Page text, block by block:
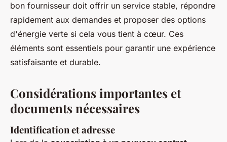
bon fournisseur doit offrir un service stable, répondre
rapidement aux demandes et proposer des options
d'énergie verte si cela vous tient à cœur. Ces
éléments sont essentiels pour garantir une expérience
satisfaisante et durable.
Considérations importantes et
documents nécessaires
Identification et adresse